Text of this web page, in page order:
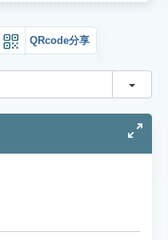
QRcode分享
切換